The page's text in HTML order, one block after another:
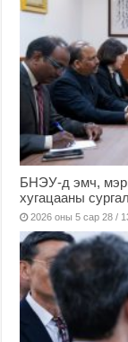
БНЭУ-д эмч,
хугацааны
2026 оны 5 сар 28 /